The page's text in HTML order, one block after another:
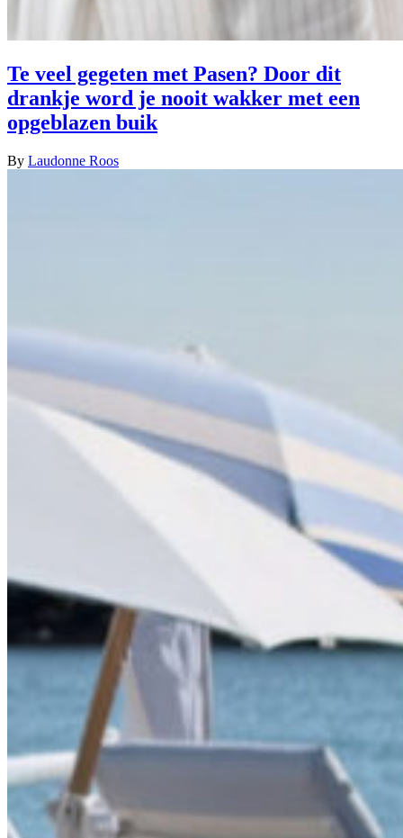
Te veel gegeten met Pasen? Door dit
drankje word je nooit wakker met een
opgeblazen buik
By Laudonne Roos